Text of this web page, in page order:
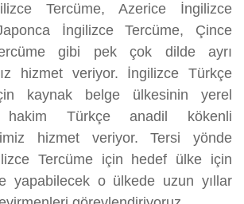
Tercüme, Azerice İngilizce
İngilizce Tercüme, Çince
gibi pek çok dilde ayrı
hizmet veriyor. İngilizce Türkçe
kaynak belge ülkesinin yerel
hakim Türkçe anadil kökenli
hizmet veriyor. Tersi yönde
Tercüme için hedef ülke için
yapabilecek o ülkede uzun yıllar